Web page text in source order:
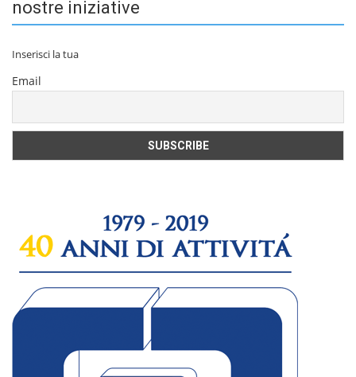
nostre iniziative
Inserisci la tua
Email